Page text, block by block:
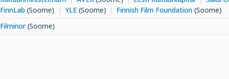
FinnLab (Soome) YLE(Soome) Finnish Film Foundation (Soome)
Filminor(Soome)